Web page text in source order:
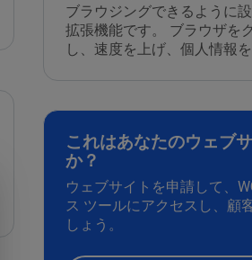
ブラウジングできるように
拡張機能です。 ブラウザを
し、速度を上げ、個人情報を
これはあなたのウェブ
か？
ウェブサイトを申請して、
ス ツールにアクセスし、顧
しょう。